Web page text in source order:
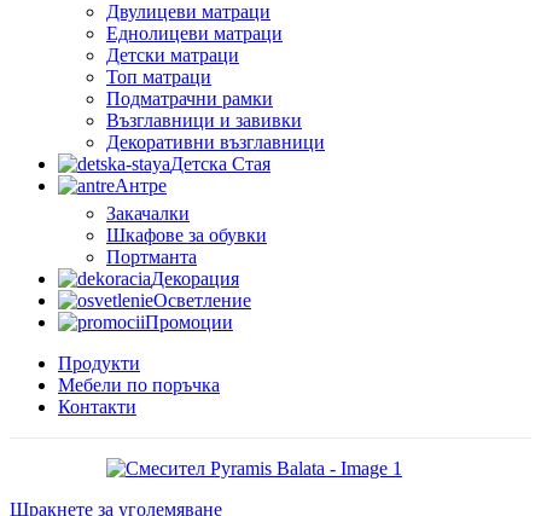
Двулицеви матраци
Еднолицеви матраци
Детски матраци
Топ матраци
Подматрачни рамки
Възглавници и завивки
Декоративни възглавници
Детска Стая
Антре
Закачалки
Шкафове за обувки
Портманта
Декорация
Осветление
Промоции
Продукти
Мебели по поръчка
Контакти
Щракнете за уголемяване